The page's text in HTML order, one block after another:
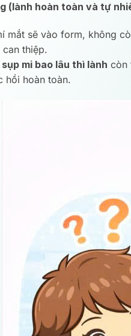
(lành hoàn toàn và tự
mắt sẽ vào form, không
thiệp.
mi bao lâu thì lành còn
hồi hoàn toàn.